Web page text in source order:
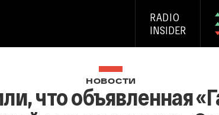
RADIO
INSIDER
НОВОСТИ
что объявленная